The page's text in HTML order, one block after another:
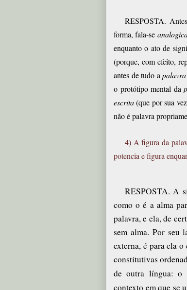
RESPOSTA.
forma, fala-se
enquanto o ato de
(porque, com efeito,
antes de tudo a
o protótipo mental da
escrita(que por sua
não é palavra
4) A figura da
potencia e figura
RESPOSTA. A
como o é a alma
palavra, e ela, de
sem alma. Por seu
externa, é para ela
constitutivas
de outra língua: o
contexto em que se